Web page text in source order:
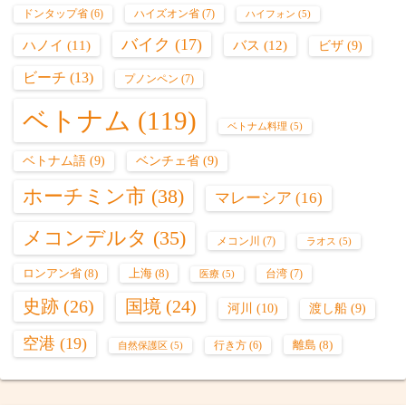
ドンタップ省 (6) ハイズオン省 (7) ハイフォン (5)
ハノイ (11) バイク (17) バス (12) ビザ (9)
ビーチ (13) プノンペン (7)
ベトナム (119) ベトナム料理 (5)
ベトナム語 (9) ベンチェ省 (9)
ホーチミン市 (38) マレーシア (16)
メコンデルタ (35) メコン川 (7) ラオス (5)
ロンアン省 (8) 上海 (8) 医療 (5) 台湾 (7)
史跡 (26) 国境 (24) 河川 (10) 渡し船 (9)
空港 (19) 自然保護区 (5) 行き方 (6) 離島 (8)